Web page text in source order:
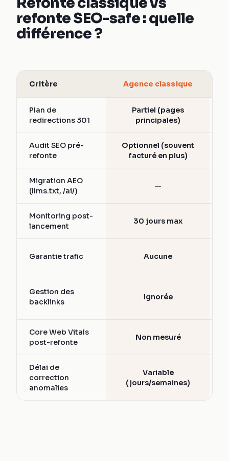
refonte SEO-safe : quelle
différence ?
Critère Agence classique
Plan de
redirections 301
Partiel (pages
principales)
Audit SEO pré-
refonte
Optionnel (souvent
facturé en plus)
Migration AEO
(llms.txt, /ai/)
—
Monitoring post-
lancement
30 jours max
Garantie trafic Aucune
Gestion des
backlinks
Ignorée
Core Web Vitals
post-refonte
Non mesuré
Délai de
correction
anomalies
Variable
(jours/semaines)